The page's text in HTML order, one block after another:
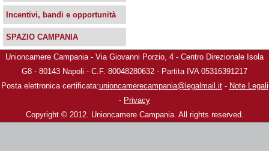
Incentivi, bandi e opportunità
SPAZIO CAMPANIA
Unioncamere Campania - Via Giovanni Porzio, 4 - Centro Direzionale Isola
G8 - 80143 Napoli - C.F. 80048280632 - Partita IVA 05316391217
Posta elettronica certificata:unioncamerecampania@legalmail.it- Note Legali
- Privacy
Copyright © 2012. Unioncamere Campania. All rights reserved.